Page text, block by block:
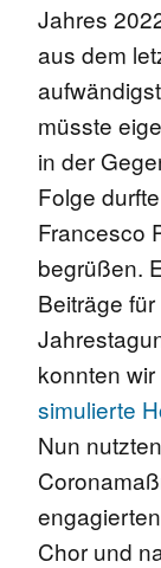
Jahres
aus dem
müsste
in der
Folge
Francesco
begrüßen.
Beiträge
konnten
simulierte
Nun
Chor und